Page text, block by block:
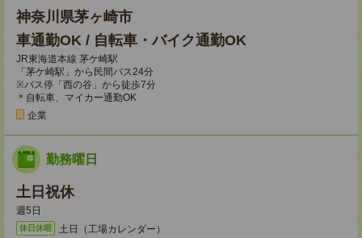
神奈川県茅ヶ崎市
車通勤OK / 自転車・バイク通勤OK
JR東海道本線 茅ケ崎駅
「茅ケ崎駅」から民間バス24分
※バス停「西の谷」から徒歩7分
＊自転車、マイカー通勤OK
企業
勤務曜日
土日祝休
週5日
休日休暇
土日（工場カレンダー）